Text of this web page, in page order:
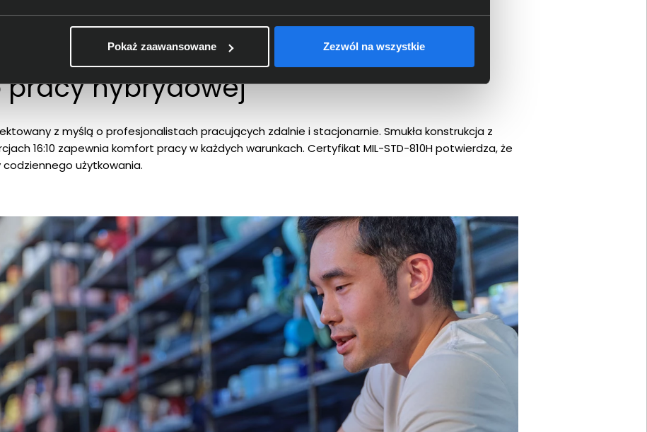
Pokaż zaawansowane Zezwól na wszystkie
G1i
pracy hybrydowej
z myślą o profesjonalistach pracujących zdalnie i stacjonarnie. Smukła konstrukcja z
16:10 zapewnia komfort pracy w każdych warunkach. Certyfikat MIL-STD-810H potwierdza, że
użytkowania.